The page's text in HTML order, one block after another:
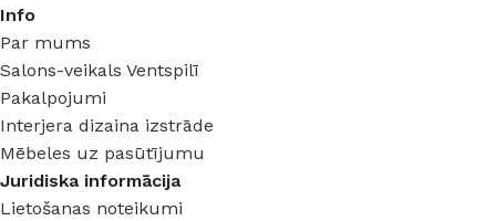
Info
Par mums
Salons-veikals Ventspilī
Pakalpojumi
Interjera dizaina izstrāde
Mēbeles uz pasūtījumu
Juridiska informācija
Lietošanas noteikumi